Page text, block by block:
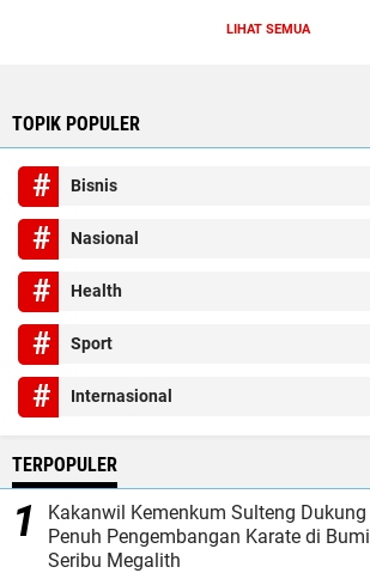
LIHAT SEMUA
TOPIK POPULER
Bisnis
Nasional
Health
Sport
Internasional
TERPOPULER
Kakanwil Kemenkum Sulteng Dukung
Penuh Pengembangan Karate di Bumi
Seribu Megalith